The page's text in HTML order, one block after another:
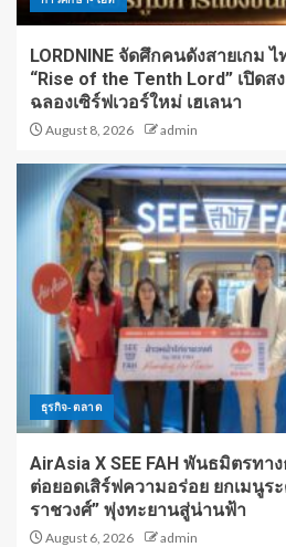
LORDNINE จัดศึกคนดังสายเกม
“Rise of the Tenth Lord” เปิด
ฉลองเซิร์ฟเวอร์ใหม่ เฮเลนา
August 8, 2026 admin
ธุรกิจ-ตลาด
AirAsia X SEE FAH พันธมิตรทา
ต่อยอดเสิร์ฟความอร่อย ยกเมนูร
ราชวงศ์” พุ่งทะยานสู่น่านฟ้า
August 6, 2026 admin